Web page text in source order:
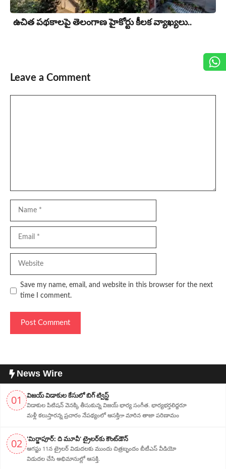
ఉచిత పథకాలపై తెలంగాణ హైకోర్టు కీలక వ్యాఖ్యలు..
Leave a Comment
Save my name, email, and website in this browser for the next
time I comment.
News Wire
01 విజ‌య్ విడాకుల కేసులో బిగ్ ట్విస్ట్‌
విడాకుల‌ పిటిషన్ వెన‌క్కి తీసుకున్న విజ‌య్ భార్య‌ సంగీత. భార్య‌భ‌ర్త‌లిద్ద‌రూ
మళ్లీ కలుస్తారన్న ప్రచారం నేపథ్యంలో ఆస‌క్తిగా మారిన తాజా పరిణామం
02 'మిర్జాపూర్: ది మూవీ' ట్రైలర్‌కు కౌంట్‌డౌన్
ఆగస్టు 11న ట్రైలర్ విడుదలకు ముందు చిత్రబృందం బీటీఎస్ వీడియో
విడుదల చేసి అభిమానుల్లో ఆసక్తి.